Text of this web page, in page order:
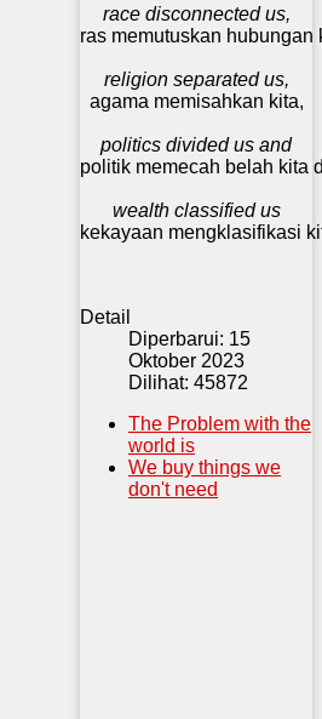
race disconnected us,
ras memutuskan hubungan
religion separated us,
agama memisahkan kita,
politics divided us and
politik memecah belah kita
wealth classified us
kekayaan mengklasifikasi
Detail
Diperbarui: 15
Oktober 2023
Dilihat: 45872
The Problem with the
world is
We buy things we
don't need